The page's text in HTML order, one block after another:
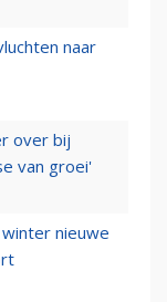
naar
over bij
van groei'
nieuwe